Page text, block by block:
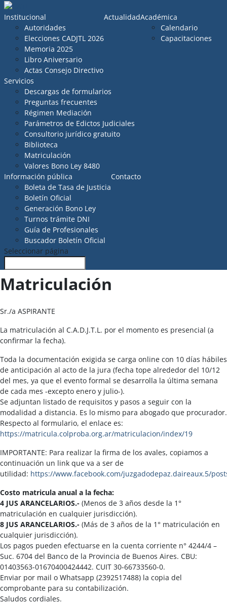
Institucional
Autoridades
Elecciones CADJTL 2026
Memoria 2025
Libro Aniversario
Actas Consejo Directivo
ActualidadAcadémica
Calendario
Capacitaciones
Servicios
Descargas de formularios
Preguntas frecuentes
Régimen Mediación
Parámetros de Edictos Judiciales
Consultorio jurídico gratuito
Biblioteca
Matriculación
Valores Bono Ley 8480
Información pública
Boleta de Tasa de Justicia
Boletín Oficial
Generación Bono Ley
Turnos trámite DNI
Guía de Profesionales
Buscador Boletín Oficial
Contacto
Seleccionar página
Matriculación
Sr./a ASPIRANTE
La matriculación al C.A.D.J.T.L. por el momento es presencial (a
confirmar la fecha).
Toda la documentación exigida se carga online con 10 días hábiles
de anticipación al acto de la jura (fecha tope alrededor del 10/12
del mes, ya que el evento formal se desarrolla la última semana
de cada mes -excepto enero y julio-).
Se adjuntan listado de requisitos y pasos a seguir con la
modalidad a distancia. Es lo mismo para abogado que procurador.
Respecto al formulario, el enlace es:
https://matricula.colproba.org.ar/matriculacion/index/19
IMPORTANTE: Para realizar la firma de los avales, copiamos a
continuación un link que va a ser de
utilidad: https://www.facebook.com/juzgadodepaz.daireaux.5/
Costo matricula anual a la fecha:
4 JUS ARANCELARIOS.- (Menos de 3 años desde la 1°
matriculación en cualquier jurisdicción).
8 JUS ARANCELARIOS.- (Más de 3 años de la 1° matriculación en
cualquier jurisdicción).
Los pagos pueden efectuarse en la cuenta corriente n° 4244/4 –
Suc. 6704 del Banco de la Provincia de Buenos Aires. CBU:
01403563-01670400424442. CUIT 30-66733560-0.
Enviar por mail o Whatsapp (2392517488) la copia del
comprobante para su contabilización.
Saludos cordiales.